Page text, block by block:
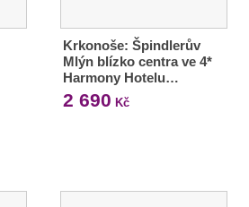
Krkonoše: Špindlerův
Mlýn blízko centra ve 4*
Harmony Hotelu…
2 690 Kč